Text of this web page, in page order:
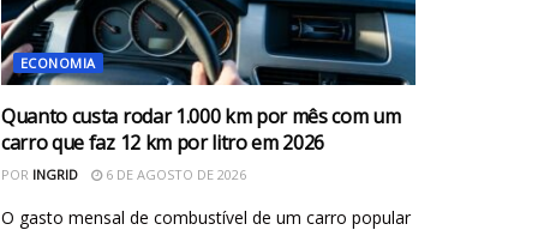
ECONOMIA
Quanto custa rodar 1.000 km por mês com um
carro que faz 12 km por litro em 2026
POR INGRID 6 DE AGOSTO DE 2026
O gasto mensal de combustível de um carro popular